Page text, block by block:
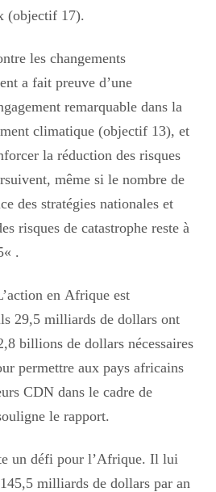
(objectif 17).
les changements
remarquable dans la
climatique (objectif 13), et
la réduction des risques
même si le nombre de
des stratégies nationales et
risques de catastrophe reste à
« .
en Afrique est
29,5 milliards de dollars ont
billions de dollars nécessaires
permettre aux pays africains
CDN dans le cadre de
le rapport.
un défi pour l’Afrique. Il lui
milliards de dollars par an